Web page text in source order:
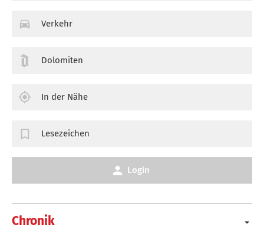
Chronik
Verkehr
Dolomiten
In der Nähe
Lesezeichen
Login